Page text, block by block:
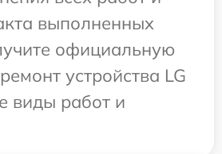
выполненных
официальную
устройства LG
виды работ и